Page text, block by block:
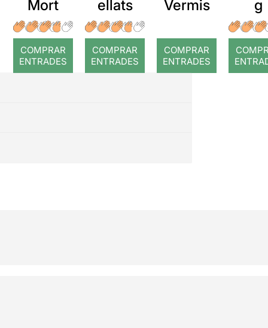
Mort
COMPRAR
ENTRADES
ellats
COMPRAR
ENTRADES
Vermis
COMPRAR
ENTRADES
g